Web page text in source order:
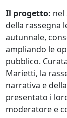
Il progetto: nel
della rassegna
autunnale,
ampliando le
pubblico.
Marietti, la
narrativa e
presentato i
moderatore e